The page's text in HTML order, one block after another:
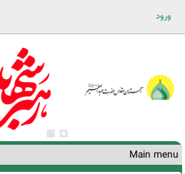
ورود